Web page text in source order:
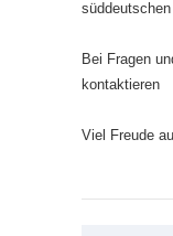
süddeutschen
Bei Fragen
kontaktieren
Viel Freude